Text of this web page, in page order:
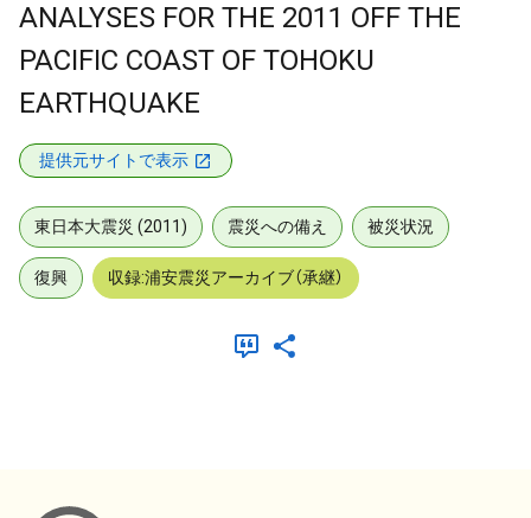
ANALYSES FOR THE 2011 OFF THE
PACIFIC COAST OF TOHOKU
EARTHQUAKE
提供元サイトで表示
東日本大震災 (2011) 震災への備え 被災状況
復興 収録:浦安震災アーカイブ（承継）